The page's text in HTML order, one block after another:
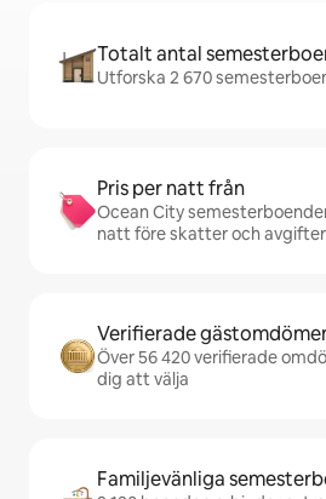
Totalt antal
Utforska 2 670
Pris per natt från
Ocean City
natt före skatter och avgifter
Verifierade
Över 56 420 verifierade
dig att välja
Familjevänliga